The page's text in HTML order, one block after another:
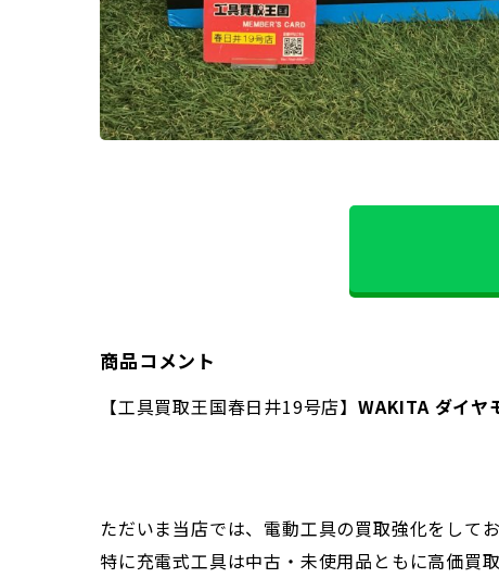
商品コメント
【工具買取王国春日井19号店】WAKITA ダイヤ
ただいま当店では、電動工具の買取強化をしてお
特に充電式工具は中古・未使用品ともに高価買